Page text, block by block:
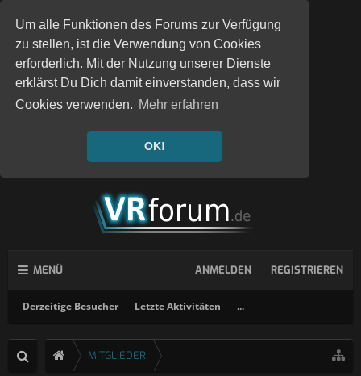
Um alle Funktionen des Forums zur Verfügung
zu stellen, ist die Verwendung von Cookies
erforderlich. Mit der Nutzung unserer Dienste
erklärst Du Dich damit einverstanden, dass wir
Cookies verwenden. Mehr erfahren
OK!
MENÜ
Derzeitige Besucher Letzte Aktivitäten ...
ANMELDEN REGISTRIEREN
MITGLIEDER